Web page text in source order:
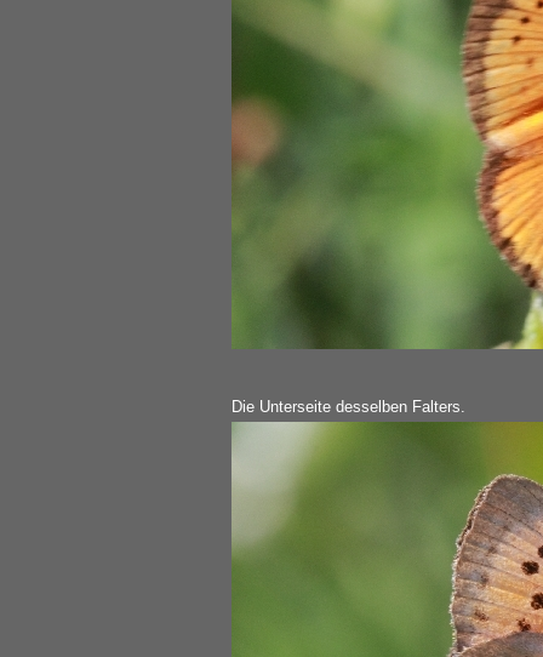
Die Unterseite desselben Falters.